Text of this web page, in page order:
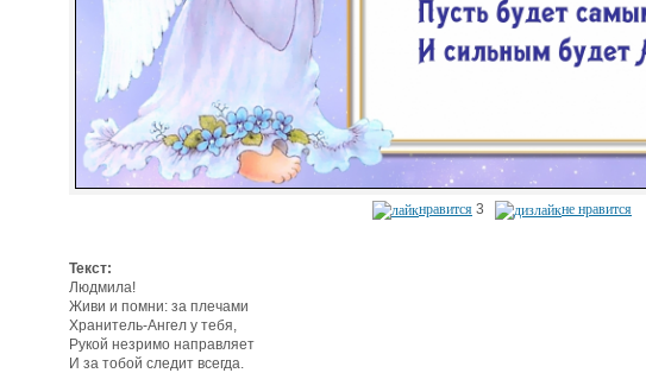
нравится 3 не нравится
Текст:
Людмила!
Живи и помни: за плечами
Хранитель-Ангел у тебя,
Рукой незримо направляет
И за тобой следит всегда.